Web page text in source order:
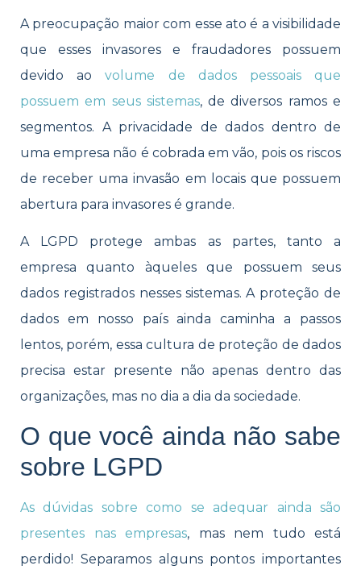
A preocupação maior com esse ato é a visibilidade
que esses invasores e fraudadores possuem
devido aovolume de dados pessoais que
possuem em seus sistemas, de diversos ramos e
segmentos. A privacidade de dados dentro de
uma empresa não é cobrada em vão, pois os riscos
de receber uma invasão em locais que possuem
abertura para invasores é grande.
A LGPD protege ambas as partes, tanto a
empresa quanto àqueles que possuem seus
dados registrados nesses sistemas. A proteção de
dados em nosso país ainda caminha a passos
lentos, porém, essa cultura de proteção de dados
precisa estar presente não apenas dentro das
organizações, mas no dia a dia da sociedade.
O que você ainda não sabe
sobre LGPD
As dúvidas sobre como se adequar ainda são
presentes nas empresas, mas nem tudo está
perdido! Separamos alguns pontos importantes